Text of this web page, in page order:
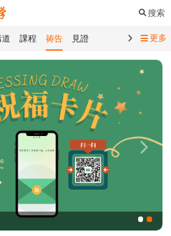
搜索
課程 祷告
見證
講道精選
課程精選
世記 馬太福音
傳道書
01 創世記
02 出埃及記
05 申命記
06 約書亞記
09 撒母耳記上
紀上
12 列王紀下
記 17 以斯帖記
18 約伯記
傳道書
23 以賽亞書
更多
Next